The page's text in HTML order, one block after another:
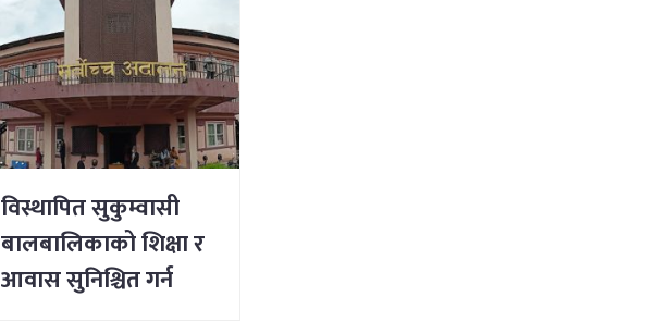
विस्थापित सुकुम्वासी
बालबालिकाको शिक्षा र
आवास सुनिश्चित गर्न